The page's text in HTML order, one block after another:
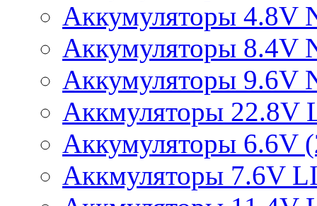
Аккумуляторы 4.8V
Аккумуляторы 8.4V
Аккумуляторы 9.6V
Аккмуляторы 22.8V
Аккумуляторы 6.6V
Аккмуляторы 7.6V